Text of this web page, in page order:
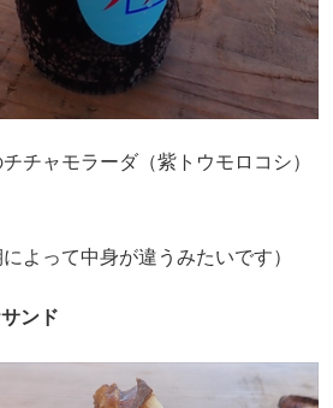
チャモラーダ（紫トウモロコシ）
よって中身が違うみたいです）
ンド